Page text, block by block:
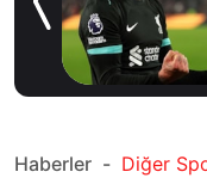
Haberler - Diğer